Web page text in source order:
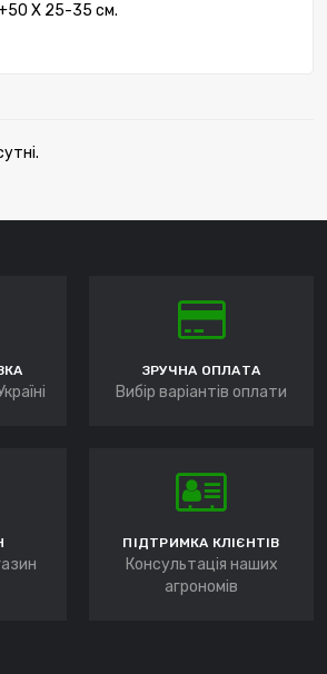
Х 25-35 см.
ЗРУЧНА ОПЛАТА
Вибір варіантів оплати
ПІДТРИМКА КЛІЄНТІВ
Консультація наших
агрономів